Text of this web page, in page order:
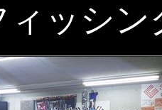
ィッシン